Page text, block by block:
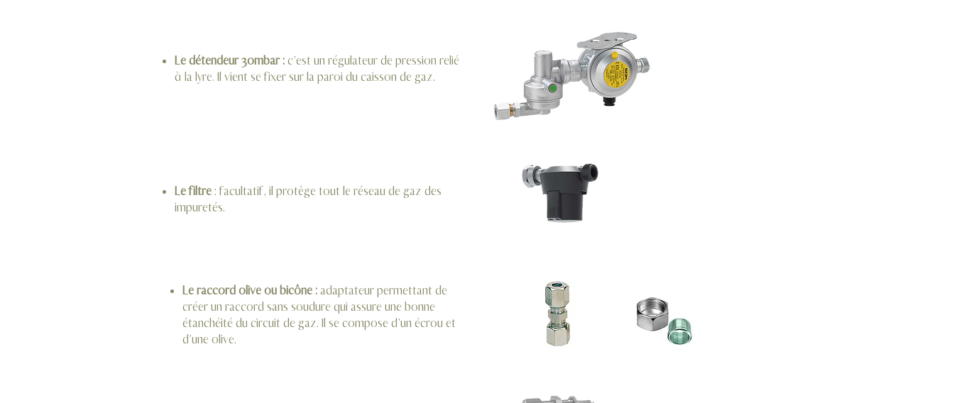
Le détendeur 30mbar :c’est un régulateur de pression relié
à la lyre. Il vient se fixer sur la paroi du caisson de gaz.
Le filtre : facultatif, il protège tout le réseau de gaz des
impuretés.
Le raccord olive ou bicône :adaptateur permettant de
créer un raccord sans soudure qui assure une bonne
étanchéité du circuit de gaz. Il se compose d’un écrou et
d’une olive.